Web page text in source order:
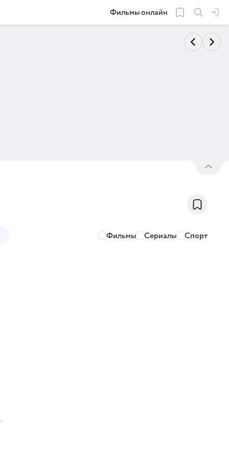
Фильмы онлайн
Фильмы Сериалы Спорт